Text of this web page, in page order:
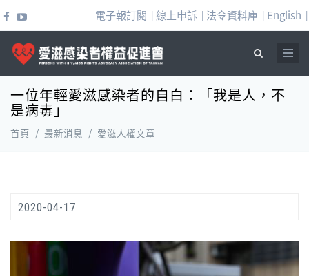
電子報訂閱 | 線上申訴 | 法令資料庫 | English |
搜尋表單
一位年輕愛滋感染者的自白：「我是人，不
是病毒」
首頁 / 最新消息 / 愛滋人權文章
2020-04-17